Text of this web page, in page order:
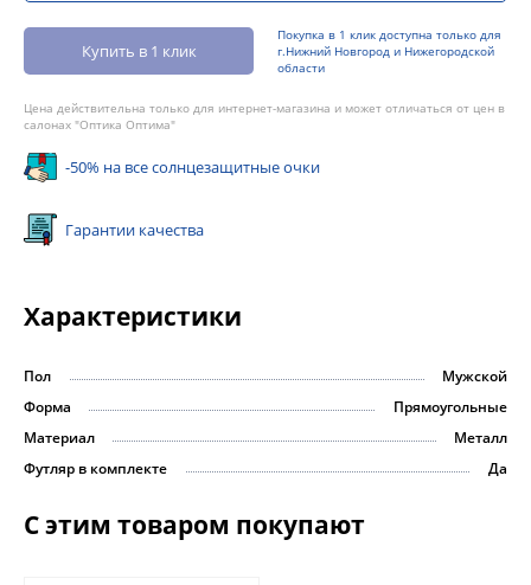
Купить в 1 клик
Покупка в 1 клик доступна только для
г.Нижний Новгород и Нижегородской
области
Цена действительна только для интернет-магазина и может отличаться от цен в
салонах "Оптика Оптима"
-50% на все солнцезащитные очки
Гарантии качества
Характеристики
Пол
Мужской
Форма
Прямоугольные
Материал
Металл
Футляр в комплекте
Да
С этим товаром покупают